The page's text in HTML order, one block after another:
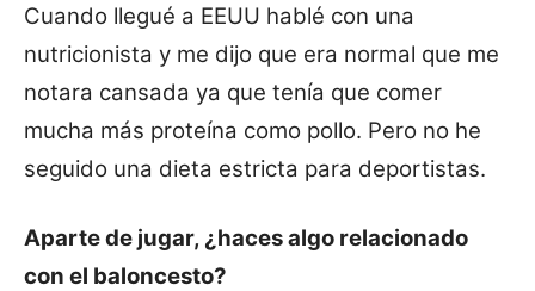
Cuando llegué a EEUU hablé con una
nutricionista y me dijo que era normal que me
notara cansada ya que tenía que comer
mucha más proteína como pollo. Pero no he
seguido una dieta estricta para deportistas.
Aparte de jugar, ¿haces algo relacionado
con el baloncesto?